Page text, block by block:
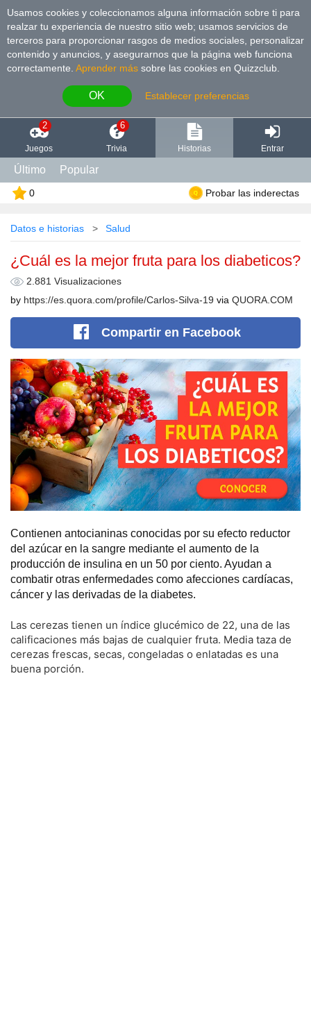
Usamos cookies y coleccionamos alguna información sobre ti para
realzar tu experiencia de nuestro sitio web; usamos servicios de
terceros para proporcionar rasgos de medios sociales, personalizar
contenido y anuncios, y asegurarnos que la página web funciona
correctamente. Aprender más sobre las cookies en Quizzclub.
OK Establecer preferencias
2
Juegos
6
Trivia Historias Entrar
Último Popular
0 Probar las inderectas
Datos e historias Salud
¿Cuál es la mejor fruta para los diabeticos?
2.881 Visualizaciones
by https://es.quora.com/profile/Carlos-Silva-19 via QUORA.COM
Compartir en Facebook
Contienen antocianinas conocidas por su efecto reductor
del azúcar en la sangre mediante el aumento de la
producción de insulina en un 50 por ciento. Ayudan a
combatir otras enfermedades como afecciones cardíacas,
cáncer y las derivadas de la diabetes.
Las cerezas tienen un índice glucémico de 22, una de las
calificaciones más bajas de cualquier fruta. Media taza de
cerezas frescas, secas, congeladas o enlatadas es una
buena porción.